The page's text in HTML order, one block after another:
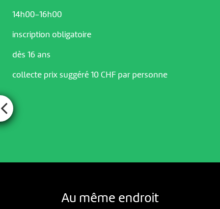
14h00-16h00
inscription obligatoire
dès 16 ans
collecte prix suggéré 10 CHF par personne
Au même endroit